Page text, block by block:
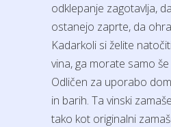
odklepanje zagotavlja,
ostanejo zaprte, da
Kadarkoli si želite
vina, ga morate samo
Odličen za uporabo
in barih. Ta vinski
tako kot originalni